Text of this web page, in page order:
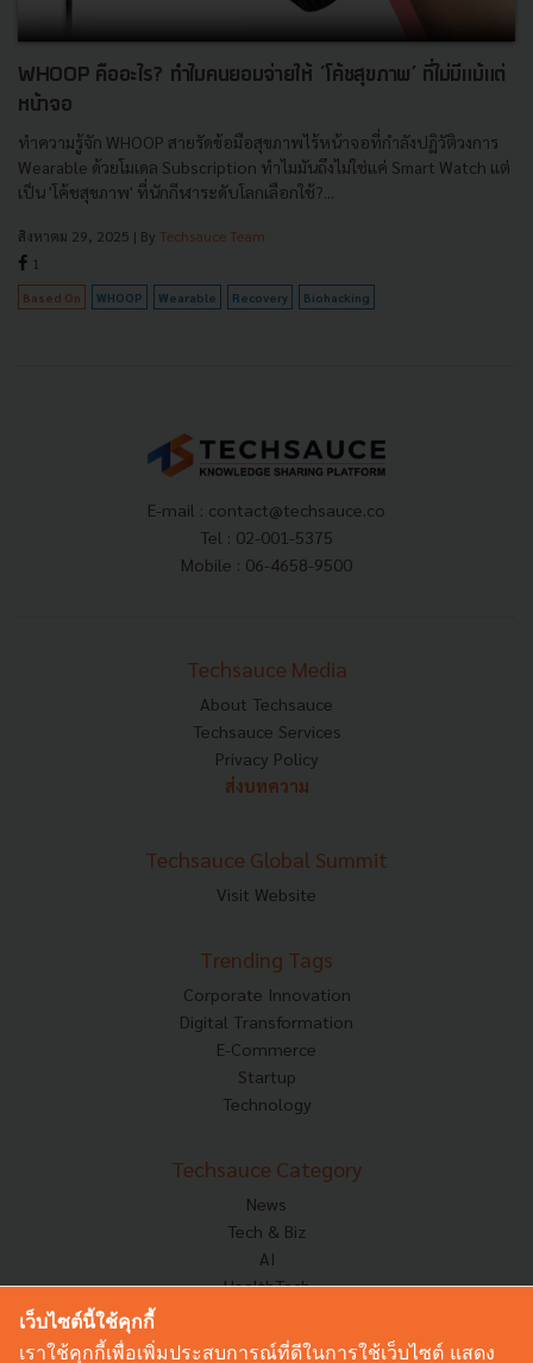
WHOOP คืออะไร? ทำไมคนยอมจ่ายให้ ‘โค้ชสุขภาพ’ ที่ไม่มีแม้แต่
หน้าจอ
ทำความรู้จัก WHOOP สายรัดข้อมือสุขภาพไร้หน้าจอที่กำลังปฏิวัติวงการ
Wearable ด้วยโมเดล Subscription ทำไมมันถึงไม่ใช่แค่ Smart Watch แต่
เป็น 'โค้ชสุขภาพ' ที่นักกีฬาระดับโลกเลือกใช้?...
สิงหาคม 29, 2025 | By Techsauce Team
1
Based On WHOOP Wearable Recovery Biohacking
E-mail : contact@techsauce.co
Tel : 02-001-5375
Mobile : 06-4658-9500
Techsauce Media
About Techsauce
Techsauce Services
Privacy Policy
ส่งบทความ
Techsauce Global Summit
Visit Website
Trending Tags
Corporate Innovation
Digital Transformation
E-Commerce
Startup
Technology
Techsauce Category
News
Tech & Biz
AI
HealthTech
Corp Innov
เว็บไซต์นี้ใช้คุกกี้
เราใช้คุกกี้เพื่อเพิ่มประสบการณ์ที่ดีในการใช้เว็บไซต์ แสดง